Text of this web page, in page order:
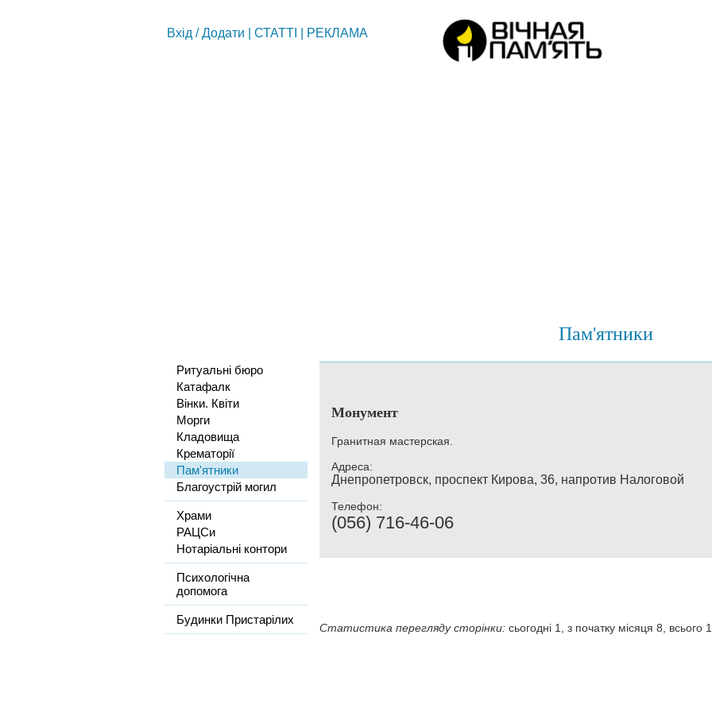
Вхід /Додати СТАТТІ РЕКЛАМА
Пам'ятники
Ритуальні бюро
Катафалк
Вінки. Квіти
Морги
Кладовища
Крематорії
Пам'ятники
Благоустрій могил
Храми
РАЦСи
Нотаріальні контори
Психологічна
допомога
Будинки Пристарілих
Монумент
Гранитная мастерская.
Адреса:
Днепропетровск, проспект Кирова, 36, напротив Налоговой
Телефон:
(056) 716-46-06
Статистика перегляду сторінки: сьогодні 1, з початку місяця 8, всього